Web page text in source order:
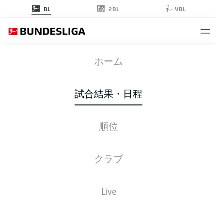
BL 2BL VBL
ホーム
試合結果・日程
順位
クラブ
Live
FCU VFB
3 0
スターティングメンバー